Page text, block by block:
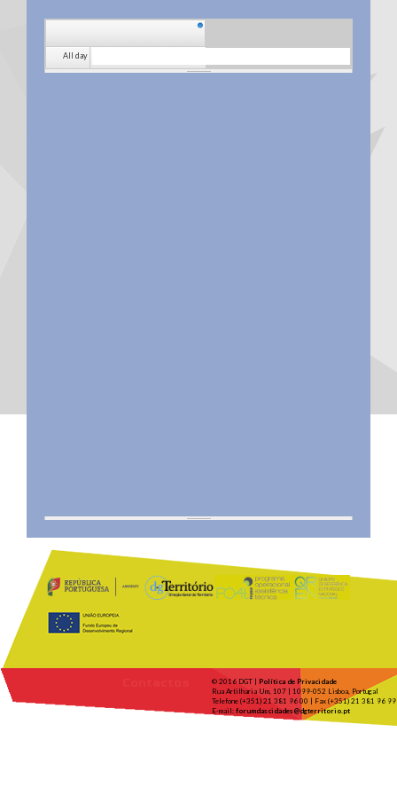
All day
© 2016 DGT | Política de Privacidade
Rua Artilharia Um, 107 | 1099-052 Lisboa, Portugal
Telefone (+351) 21 381 96 00 | Fax (+351) 21 381 96 99
E-mail: forumdascidades@dgterritorio.pt